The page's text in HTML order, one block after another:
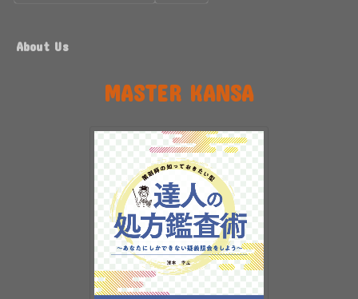
About Us
MASTER KANSA